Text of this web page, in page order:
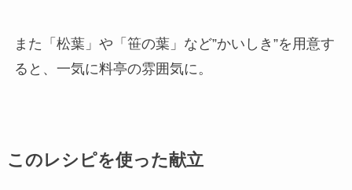
また「松葉」や「笹の葉」など”かいしき”を用意す
ると、一気に料亭の雰囲気に。
このレシピを使った献立